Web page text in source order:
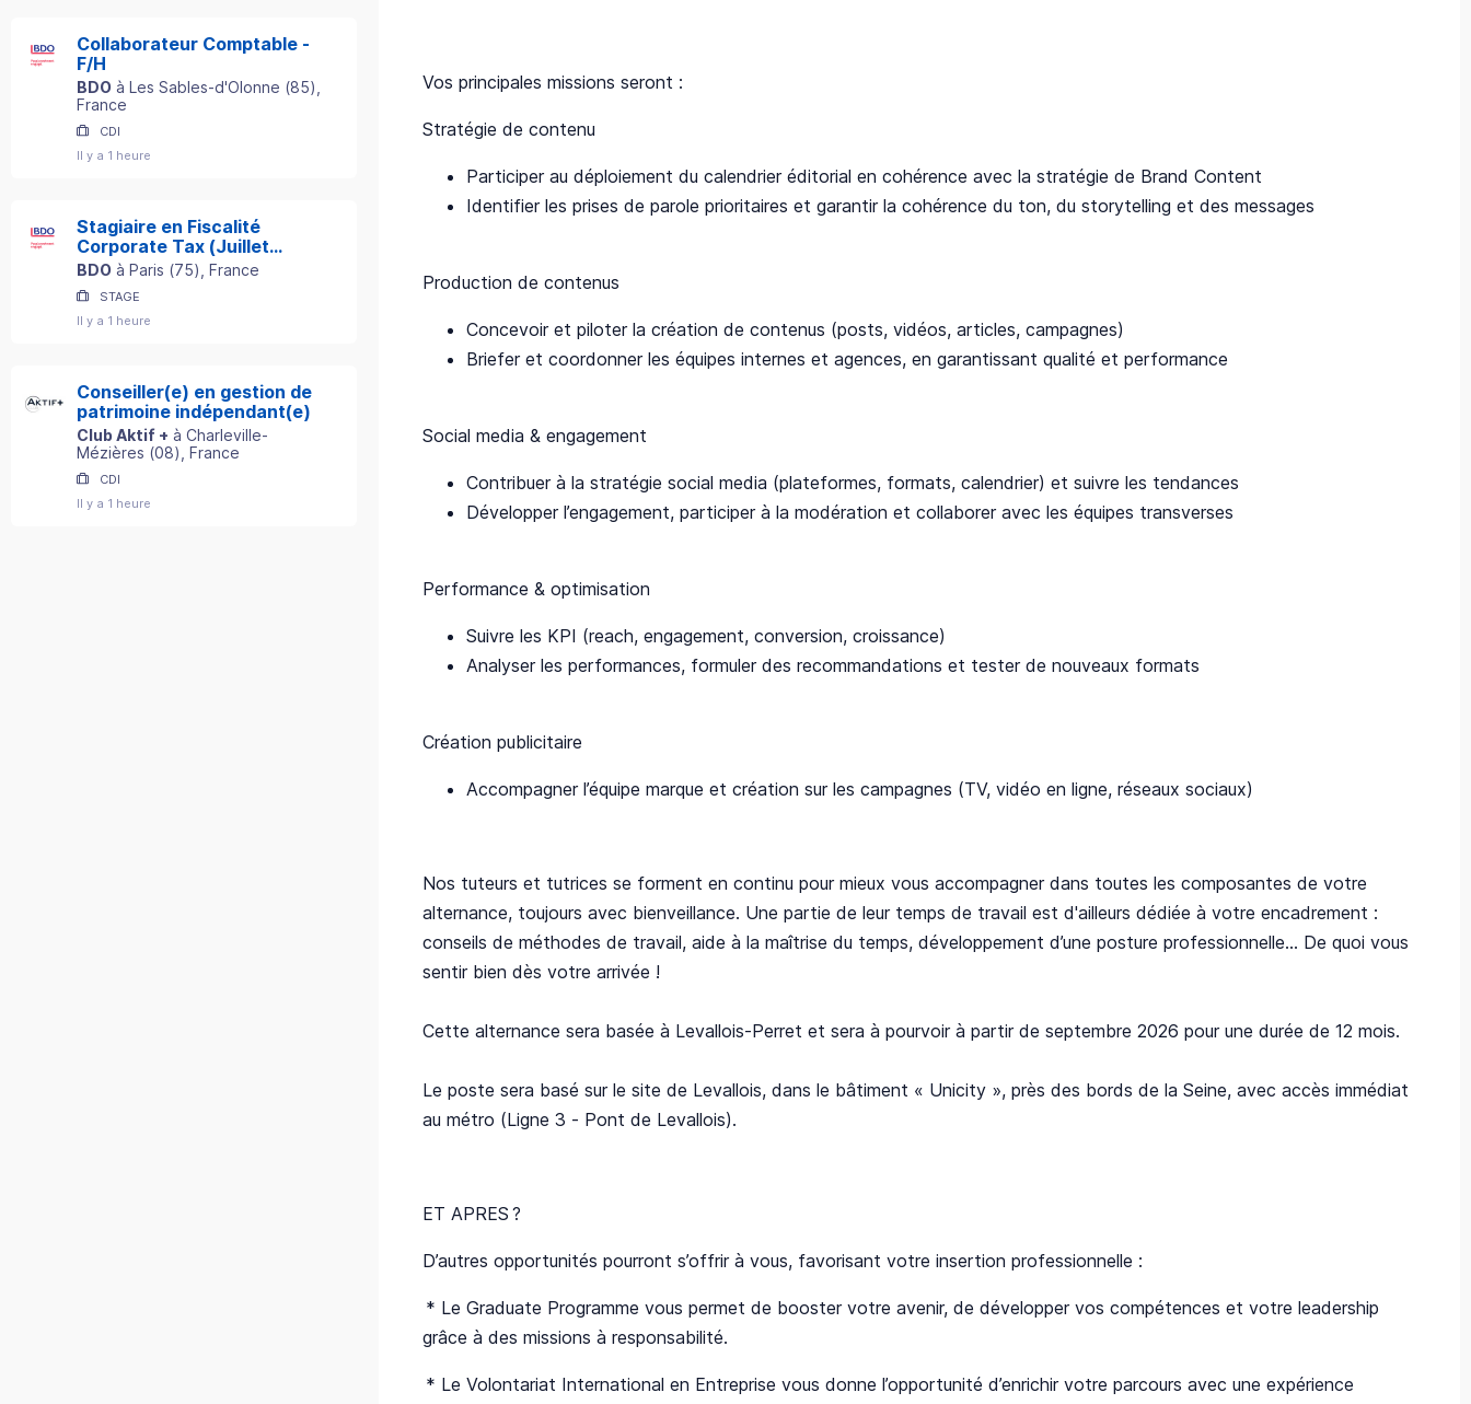
Collaborateur Comptable -
F/H
BDO à Les Sables-d'Olonne (85)
France
CDI
Il y a 1 heure
Stagiaire en Fiscalité
Corporate Tax (Juillet
2027) - F/H
BDO à Paris (75) , France
STAGE
Il y a 1 heure
Conseiller(e) en gestion de
patrimoine indépendant(e)
Club Aktif + à Charleville-
Mézières (08) , France
CDI
Il y a 1 heure
Vos principales missions seront :
Stratégie de contenu
Participer au déploiement du calendrier éditorial en cohérence avec la stratégie de Brand Content
Identifier les prises de parole prioritaires et garantir la cohérence du ton, du storytelling et des messages
Production de contenus
Concevoir et piloter la création de contenus (posts, vidéos, articles, campagnes)
Briefer et coordonner les équipes internes et agences, en garantissant qualité et performance
Social media & engagement
Contribuer à la stratégie social media (plateformes, formats, calendrier) et suivre les tendances
Développer l’engagement, participer à la modération et collaborer avec les équipes transverses
Performance & optimisation
Suivre les KPI (reach, engagement, conversion, croissance)
Analyser les performances, formuler des recommandations et tester de nouveaux formats
Création publicitaire
Accompagner l’équipe marque et création sur les campagnes (TV, vidéo en ligne, réseaux sociaux)
Nos tuteurs et tutrices se forment en continu pour mieux vous accompagner dans toutes les composantes de votre
alternance, toujours avec bienveillance. Une partie de leur temps de travail est d'ailleurs dédiée à votre encadrement :
conseils de méthodes de travail, aide à la maîtrise du temps, développement d’une posture professionnelle... De quoi vous
sentir bien dès votre arrivée !
Cette alternance sera basée à Levallois-Perret et sera à pourvoir à partir de septembre 2026 pour une durée de 12 mois.
Le poste sera basé sur le site de Levallois, dans le bâtiment « Unicity », près des bords de la Seine, avec accès immédiat
au métro (Ligne 3 - Pont de Levallois).
ET APRES ?
D’autres opportunités pourront s’offrir à vous, favorisant votre insertion professionnelle :
* Le Graduate Programme vous permet de booster votre avenir, de développer vos compétences et votre leadership
grâce à des missions à responsabilité.
* Le Volontariat International en Entreprise vous donne l’opportunité d’enrichir votre parcours avec une expérience